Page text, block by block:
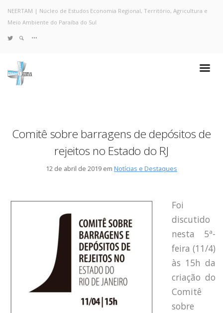
Resultados
Coleta no Estado do RJ
Sites de Pesquisa
Grupo de Pesquisa
Economia da Poluição: Discussão
Capacidade de Suporte do Ecossistema
Exemplo de Externalidade e Poluição
Instrumentos Econômicos na Poluição
Instrumento de Comando e Controle
Princípio do Poluidor Pagador
Pigou e poluição
NEERTAM | Núcleo de Estudos Economia Regional, Território, Agricultura e
Meio Ambiente do Paraíba do Sul
Comitê sobre barragens de depósitos de
rejeitos no Estado do RJ
12 de abril de 2019 em Notícias e Destaques
Foi
discutido
nesta 5ª-
feira (11/4)
às 15h da
criação do
Comitê
sobre